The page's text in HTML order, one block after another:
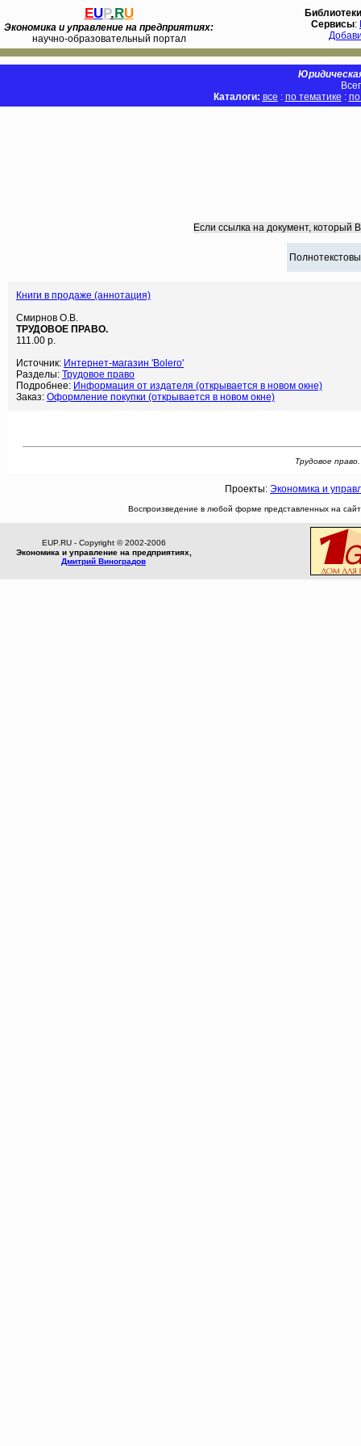
EUP.RU
Экономика и управление на предприятиях:
научно-образовательный портал
Библиотеки
Сервисы:
Каталоги: все : по тематике :
Если ссылка на документ, который
Книги в продаже (аннотация)
Смирнов О.В.
ТРУДОВОЕ ПРАВО.
111.00 р.
Источник: Интернет-магазин 'Bolero'
Разделы: Трудовое право
Подробнее: Информация от издателя (открывается в новом окне)
Заказ: Оформление покупки (открывается в новом окне)
Трудовое
Проекты: Экономика и
Воспроизведение в любой форме представленных на
EUP.RU - Copyright © 2002-2006
Экономика и управление на предприятиях,
Дмитрий Виноградов